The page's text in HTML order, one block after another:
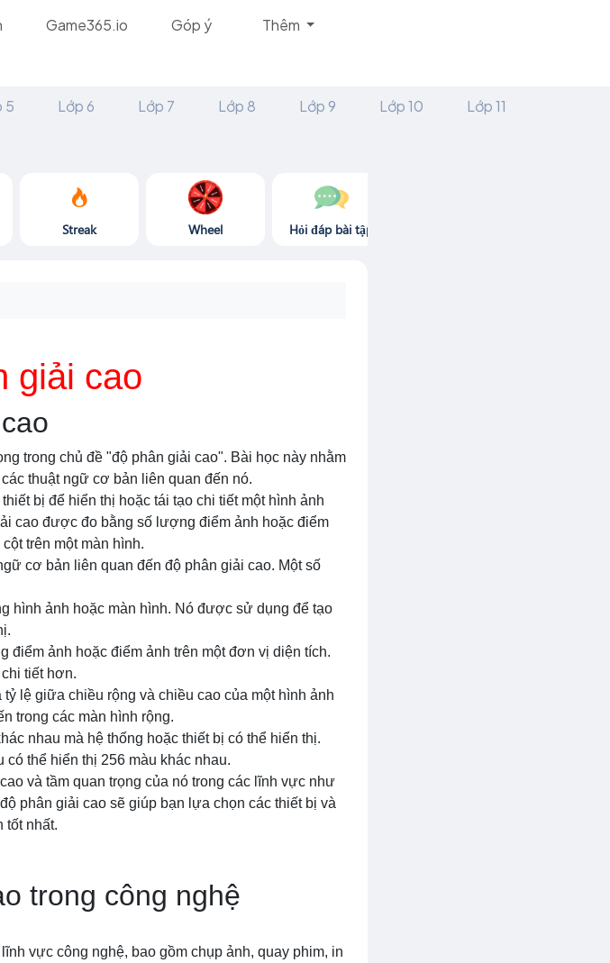
Game365.io Góp ý Thêm
5 Lớp 6 Lớp 7 Lớp 8 Lớp 9 Lớp 10
Lớp 11
Streak Wheel Hỏi đáp bài tập
giải cao
trong chủ đề "độ phân giải cao". Bài học này nhằm
thuật ngữ cơ bản liên quan đến nó.
bị để hiển thị hoặc tái tạo chi tiết một hình ảnh
cao được đo bằng số lượng điểm ảnh hoặc điểm
trên một màn hình.
cơ bản liên quan đến độ phân giải cao. Một số
hình ảnh hoặc màn hình. Nó được sử dụng để tạo
ảnh hoặc điểm ảnh trên một đơn vị diện tích.
tiết hơn.
lệ giữa chiều rộng và chiều cao của một hình ảnh
trong các màn hình rộng.
nhau mà hệ thống hoặc thiết bị có thể hiển thị.
thể hiển thị 256 màu khác nhau.
và tầm quan trọng của nó trong các lĩnh vực như
phân giải cao sẽ giúp bạn lựa chọn các thiết bị và
tốt nhất.
trong công nghệ
vực công nghệ, bao gồm chụp ảnh, quay phim, in